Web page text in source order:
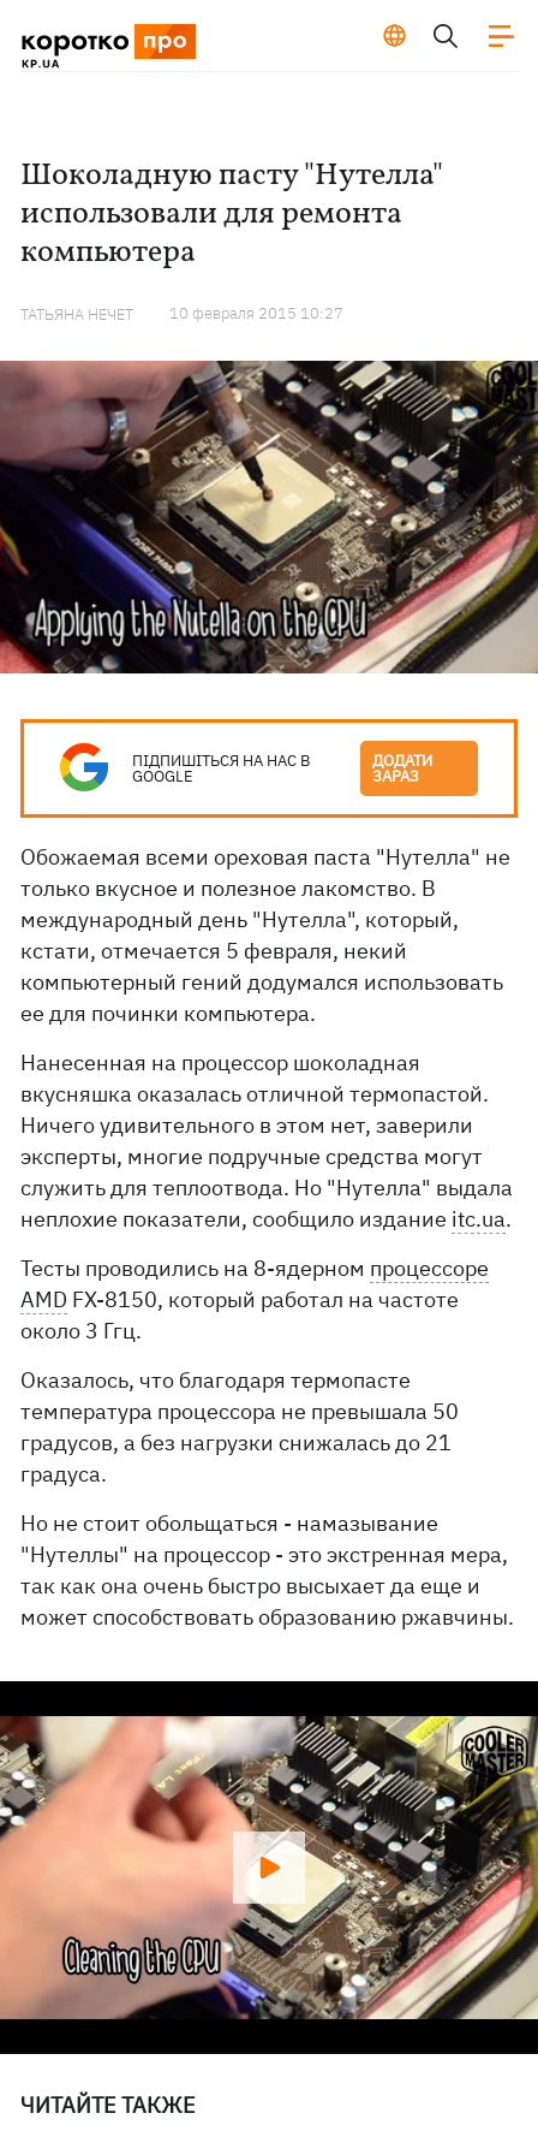
Шоколадную пасту "Нутелла"
использовали для ремонта
компьютера
ТАТЬЯНА НЕЧЕТ 10 февраля 2015 10:27
ПІДПИШІТЬСЯ НА НАС В
GOOGLE
ДОДАТИ
ЗАРАЗ
Обожаемая всеми ореховая паста "Нутелла" не
только вкусное и полезное лакомство. В
международный день "Нутелла", который,
кстати, отмечается 5 февраля, некий
компьютерный гений додумался использовать
ее для починки компьютера.
Нанесенная на процессор шоколадная
вкусняшка оказалась отличной термопастой.
Ничего удивительного в этом нет, заверили
эксперты, многие подручные средства могут
служить для теплоотвода. Но "Нутелла" выдала
неплохие показатели, сообщило издание itc.ua.
Тесты проводились на 8-ядерном процессоре
AMD FX-8150, который работал на частоте
около 3 Ггц.
Оказалось, что благодаря термопасте
температура процессора не превышала 50
градусов, а без нагрузки снижалась до 21
градуса.
Но не стоит обольщаться - намазывание
"Нутеллы" на процессор - это экстренная мера,
так как она очень быстро высыхает да еще и
может способствовать образованию ржавчины.
ЧИТАЙТЕ ТАКЖЕ